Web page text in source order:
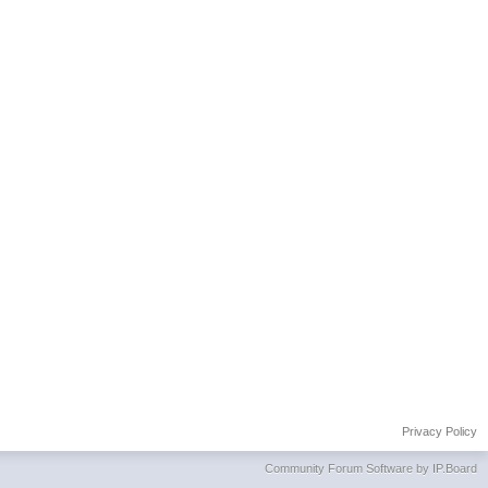
Privacy Policy
Community Forum Software by IP.Board